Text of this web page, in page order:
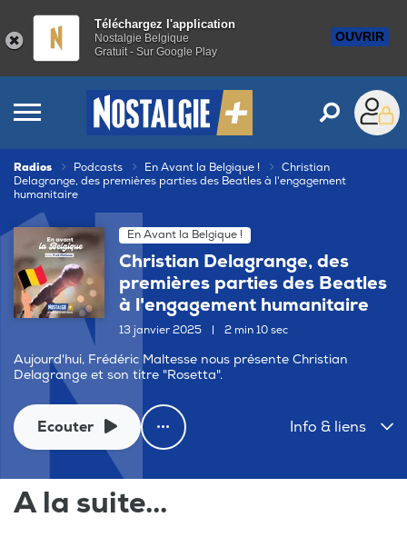
Téléchargez l'application
Nostalgie Belgique
Gratuit - Sur Google Play
OUVRIR
Radios Podcasts En Avant la Belgique !
Christian
Delagrange, des premières parties des Beatles à l'engagement
humanitaire
En Avant la Belgique !
Christian Delagrange, des
premières parties des Beatles
à l'engagement humanitaire
13 janvier 2025 2 min 10 sec
Aujourd'hui, Frédéric Maltesse nous présente Christian
Delagrange et son titre "Rosetta".
Ecouter Info & liens
A la suite...